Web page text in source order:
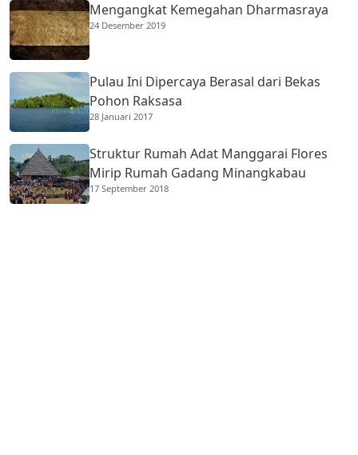
Mengangkat Kemegahan Dharmasraya
24 Desember 2019
Pulau Ini Dipercaya Berasal dari Bekas
Pohon Raksasa
28 Januari 2017
Struktur Rumah Adat Manggarai Flores
Mirip Rumah Gadang Minangkabau
17 September 2018